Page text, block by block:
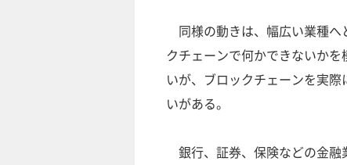
同様の動きは、幅広い業種へ
クチェーンで何かできないか
いが、ブロックチェーンを実
いがある。
銀行、証券、保険などの金融